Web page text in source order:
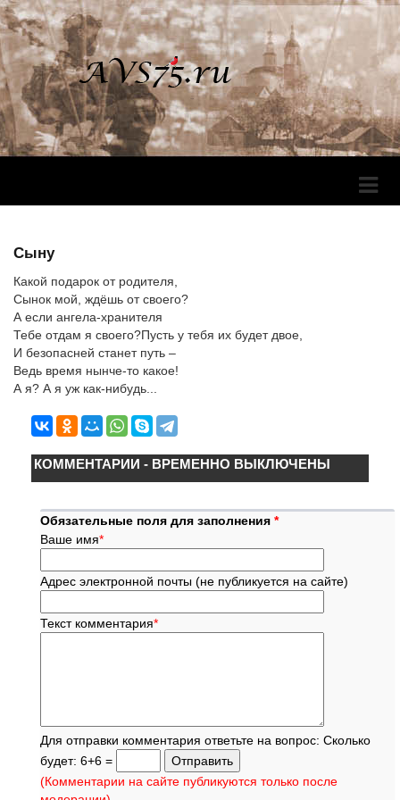
Сыну
Какой подарок от родителя,
Сынок мой, ждёшь от своего?
А если ангела-хранителя
Тебе отдам я своего?Пусть у тебя их будет двое,
И безопасней станет путь –
Ведь время нынче-то какое!
А я? А я уж как-нибудь...
КОММЕНТАРИИ - ВРЕМЕННО ВЫКЛЮЧЕНЫ
Обязательные поля для заполнения *
Ваше имя*
Адрес электронной почты (не публикуется на сайте)
Текст комментария*
Для отправки комментария ответьте на вопрос: Сколько
будет: 6+6 =
(Комментарии на сайте публикуются только после